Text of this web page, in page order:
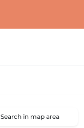
Search in map area